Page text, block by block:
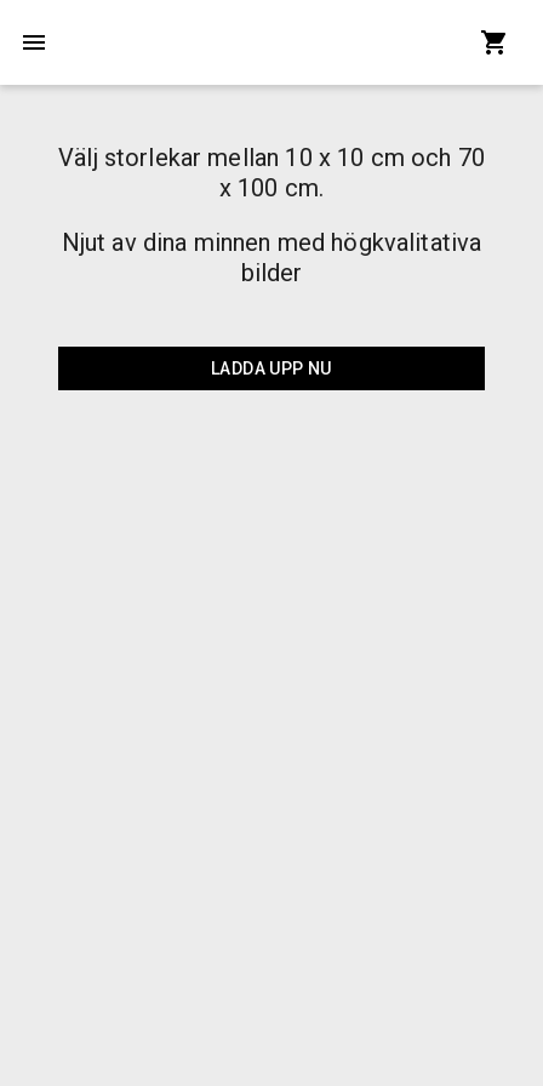
Välj storlekar mellan 10 x 10 cm och 70
x 100 cm.
Njut av dina minnen med högkvalitativa
bilder
LADDA UPP NU